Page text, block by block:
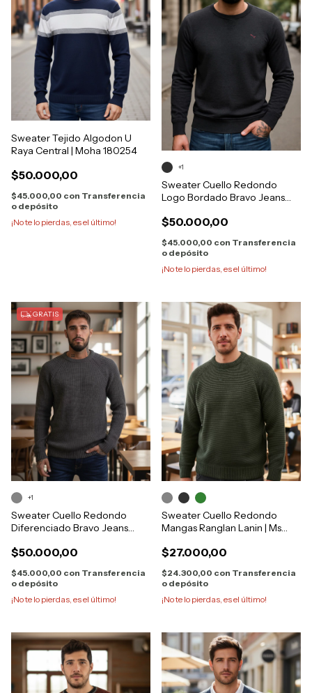
Sweater Tejido Algodon U
Raya Central | Moha 180254
$50.000,00
$45.000,00 con Transferencia
o depósito
¡No te lo pierdas, es el último!
Sweater Cuello Redondo
Logo Bordado Bravo Jeans
$50.000,00
$45.000,00 con Transferencia
o depósito
¡No te lo pierdas, es el último!
+1
GRATIS
Sweater Cuello Redondo
Diferenciado Bravo Jeans
$50.000,00
$45.000,00 con Transferencia
o depósito
¡No te lo pierdas, es el último!
+1
Sweater Cuello Redondo
Mangas Ranglan Lanin | Ms
$27.000,00
$24.300,00 con Transferencia
o depósito
¡No te lo pierdas, es el último!